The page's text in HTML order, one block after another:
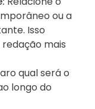
ou a
Isso
mais
qual será o
longo do